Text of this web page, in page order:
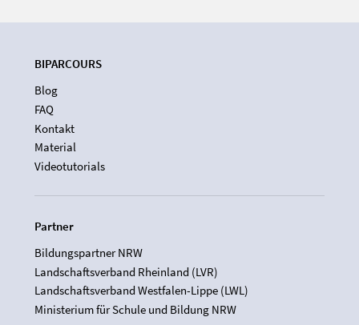
BIPARCOURS
Blog
FAQ
Kontakt
Material
Videotutorials
Partner
Bildungspartner NRW
Landschaftsverband Rheinland (LVR)
Landschaftsverband Westfalen-Lippe (LWL)
Ministerium für Schule und Bildung NRW